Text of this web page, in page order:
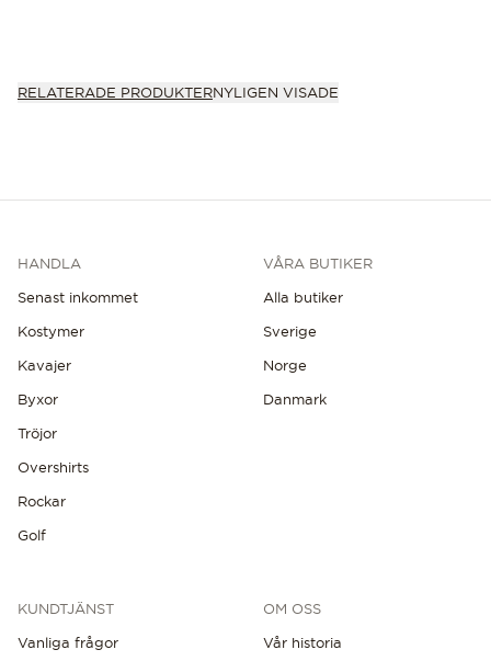
RELATERADE PRODUKTERNYLIGEN VISADE
HANDLA
Senast inkommet
Kostymer
Kavajer
Byxor
Tröjor
Overshirts
Rockar
Golf
VÅRA BUTIKER
Alla butiker
Sverige
Norge
Danmark
KUNDTJÄNST
Vanliga frågor
OM OSS
Vår historia